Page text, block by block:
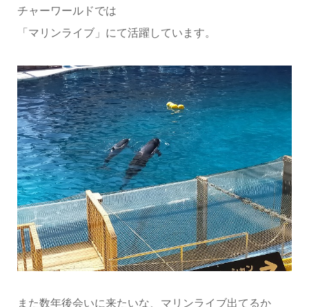
チャーワールドでは
「マリンライブ」にて活躍しています。
また数年後会いに来たいな、マリンライブ出てるか